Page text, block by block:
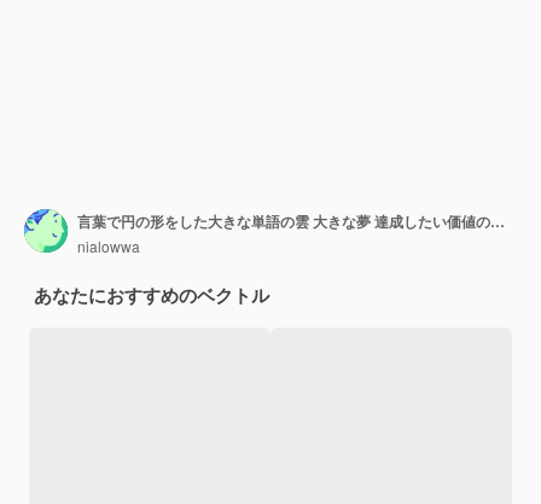
言葉で円の形をした大きな単語の雲 大きな夢 達成したい価値の高い何かを考える 想像力を使う
nialowwa
あなたにおすすめのベクトル